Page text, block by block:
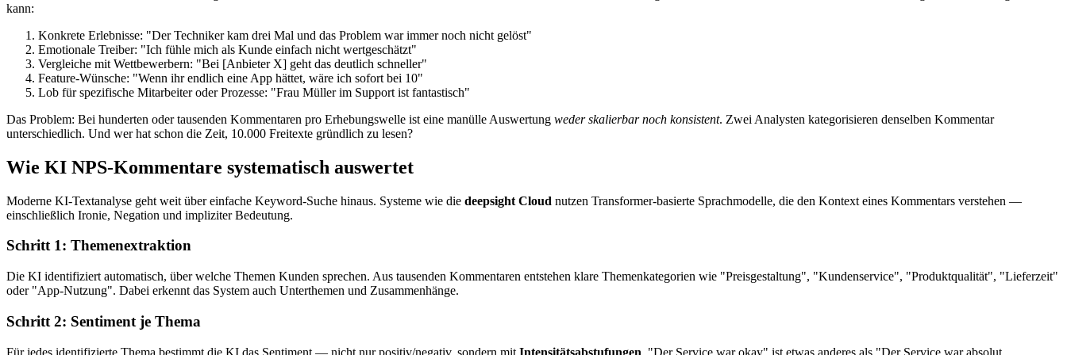
kann:
Konkrete Erlebnisse: "Der Techniker kam drei Mal und das Problem war immer noch nicht gelöst"
Emotionale Treiber: "Ich fühle mich als Kunde einfach nicht wertgeschätzt"
Vergleiche mit Wettbewerbern: "Bei [Anbieter X] geht das deutlich schneller"
Feature-Wünsche: "Wenn ihr endlich eine App hättet, wäre ich sofort bei 10"
Lob für spezifische Mitarbeiter oder Prozesse: "Frau Müller im Support ist fantastisch"
Das Problem: Bei hunderten oder tausenden Kommentaren pro Erhebungswelle ist eine manülle Auswertung weder skalierbar noch konsistent. Zwei Analysten kategorisieren denselben Kommentar
unterschiedlich. Und wer hat schon die Zeit, 10.000 Freitexte gründlich zu lesen?
Wie KI NPS-Kommentare systematisch auswertet
Moderne KI-Textanalyse geht weit über einfache Keyword-Suche hinaus. Systeme wie die deepsight Cloud nutzen Transformer-basierte Sprachmodelle, die den Kontext eines Kommentars verstehen —
einschließlich Ironie, Negation und impliziter Bedeutung.
Schritt 1: Themenextraktion
Die KI identifiziert automatisch, über welche Themen Kunden sprechen. Aus tausenden Kommentaren entstehen klare Themenkategorien wie "Preisgestaltung", "Kundenservice", "Produktqualität", "Lieferzeit"
oder "App-Nutzung". Dabei erkennt das System auch Unterthemen und Zusammenhänge.
Schritt 2: Sentiment je Thema
Für jedes identifizierte Thema bestimmt die KI das Sentiment — nicht nur positiv/negativ, sondern mit Intensitätsabstufungen . "Der Service war okay" ist etwas anderes als "Der Service war absolut